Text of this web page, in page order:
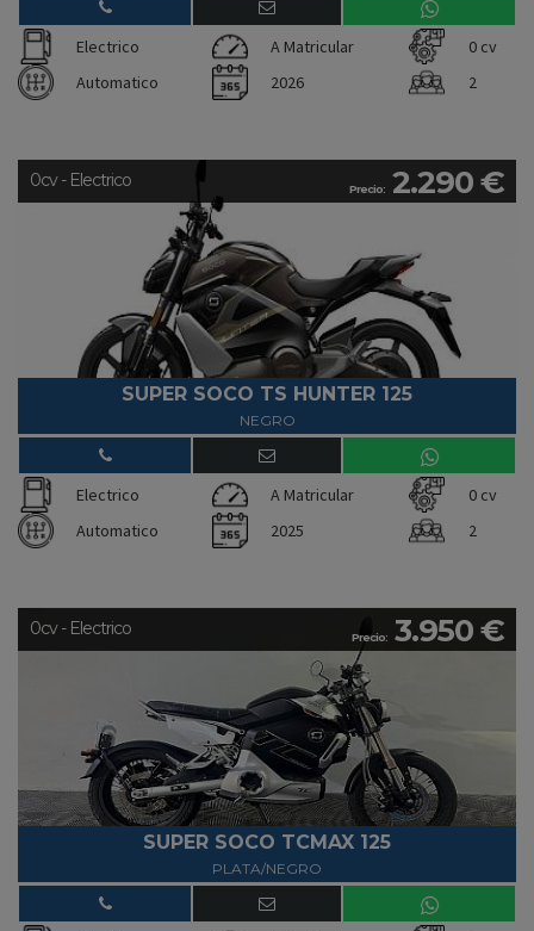
Electrico A Matricular
0 cv
Automatico
2026 2
Precio: 2.290 €
0cv - Electrico
SUPER SOCO TS HUNTER 125
NEGRO
Electrico A Matricular
0 cv
Automatico
2025 2
Precio: 3.950 €
0cv - Electrico
SUPER SOCO TCMAX 125
PLATA/NEGRO